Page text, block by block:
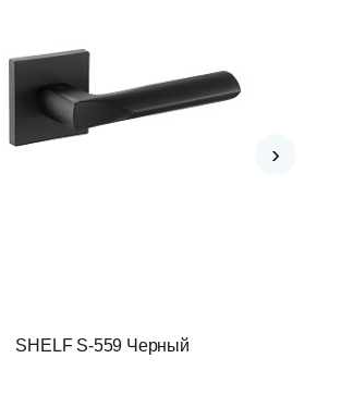
SHELF S-559 Черный
›